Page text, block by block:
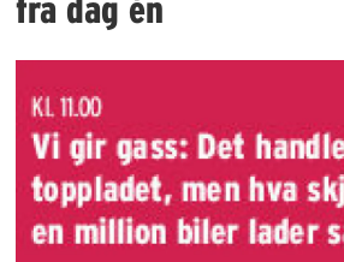
fra dag én